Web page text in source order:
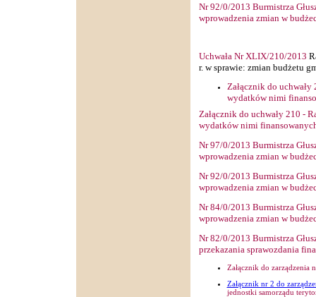
Nr92/0/2013 Burmistrza
wprowadzenia zmian w
Uchwała Nr XLIX/210/2013
r. w sprawie: zmian budżetu
Załącznik do
wydatków nimi
Załącznik do uchwały 210 -
wydatków nimi
Nr97/0/2013 Burmistrza
wprowadzenia zmian w
Nr92/0/2013 Burmistrza
wprowadzenia zmian w
Nr84/0/2013 Burmistrza
wprowadzenia zmian w
Nr82/0/2013 Burmistrza
przekazania sprawozdania
Załącznik do zarządzenia
Załącznik nr 2 do
jednostki samorządu